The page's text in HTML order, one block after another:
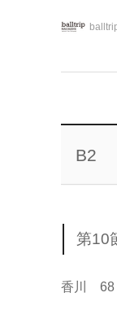
B2
第10
香川 68